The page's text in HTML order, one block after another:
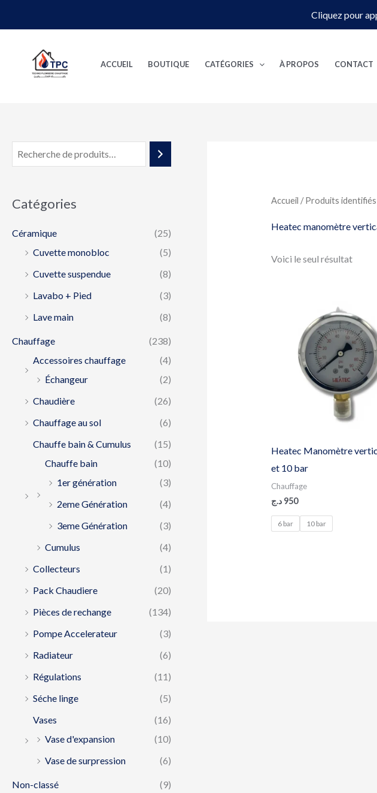
Cliquez pour
ACCUEIL BOUTIQUE CATÉGORIES À PROPOS CONTACT
Catégories
Céramique
(25)
Cuvette monobloc
(5)
Cuvette suspendue
(8)
Lavabo + Pied
(3)
Lave main
(8)
Chauffage
(238)
Accessoires chauffage
(4)
Échangeur
(2)
Chaudière
(26)
Chauffage au sol
(6)
Chauffe bain & Cumulus
(15)
Chauffe bain
(10)
1er génération
(3)
2eme Génération
(4)
3eme Génération
(3)
Cumulus
(4)
Collecteurs
(1)
Pack Chaudiere
(20)
Pièces de rechange
(134)
Pompe Accelerateur
(3)
Radiateur
(6)
Régulations
(11)
Séche linge
(5)
Vases
(16)
Vase d'expansion
(10)
Vase de surpression
(6)
Non-classé (9)
Accueil / Produits
Heatec manomètre
Voici le seul résultat
Heatec Manomètre
et 10 bar
Chauffage
950 د.ج
6 bar 10 bar